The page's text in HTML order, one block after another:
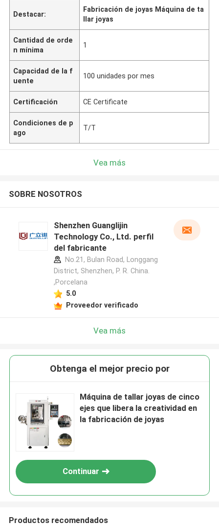
Destacar:
Fabricación de joyas Máquina de ta
llar joyas
Cantidad de orde
n mínima
1
Capacidad de la f
uente
100 unidades por mes
Certificación CE Certificate
Condiciones de p
ago
T/T
Vea más
SOBRE NOSOTROS
Shenzhen Guanglijin
Technology Co., Ltd. perfil
del fabricante
No.21, Bulan Road, Longgang
District, Shenzhen, P. R. China.
,Porcelana
5.0
Proveedor verificado
Vea más
Obtenga el mejor precio por
Máquina de tallar joyas de cinco
ejes que libera la creatividad en
la fabricación de joyas
Continuar
Productos recomendados